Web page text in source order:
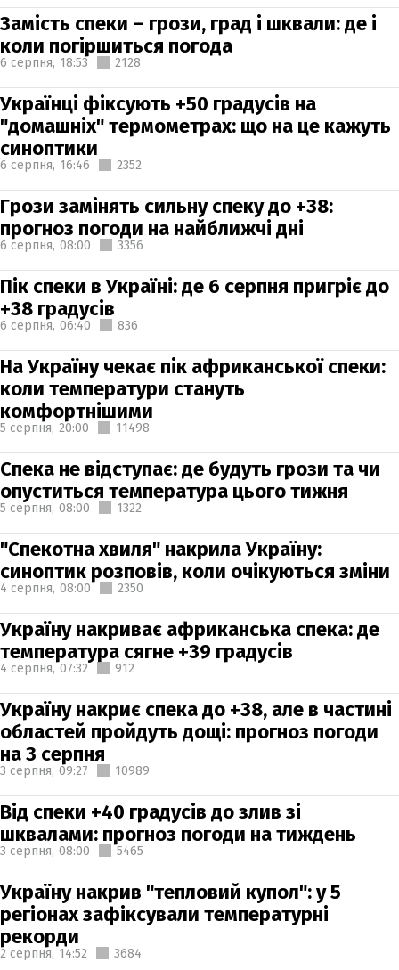
Замість спеки – грози, град і шквали: де і
коли погіршиться погода
6 серпня, 18:53 2128
Українці фіксують +50 градусів на
"домашніх" термометрах: що на це кажуть
синоптики
6 серпня, 16:46 2352
Грози замінять сильну спеку до +38:
прогноз погоди на найближчі дні
6 серпня, 08:00 3356
Пік спеки в Україні: де 6 серпня пригріє до
+38 градусів
6 серпня, 06:40 836
На Україну чекає пік африканської спеки:
коли температури стануть
комфортнішими
5 серпня, 20:00 11498
Спека не відступає: де будуть грози та чи
опуститься температура цього тижня
5 серпня, 08:00 1322
"Спекотна хвиля" накрила Україну:
синоптик розповів, коли очікуються зміни
4 серпня, 08:00 2350
Україну накриває африканська спека: де
температура сягне +39 градусів
4 серпня, 07:32 912
Україну накриє спека до +38, але в частині
областей пройдуть дощі: прогноз погоди
на 3 серпня
3 серпня, 09:27 10989
Від спеки +40 градусів до злив зі
шквалами: прогноз погоди на тиждень
3 серпня, 08:00 5465
Україну накрив "тепловий купол": у 5
регіонах зафіксували температурні
рекорди
2 серпня, 14:52 3684